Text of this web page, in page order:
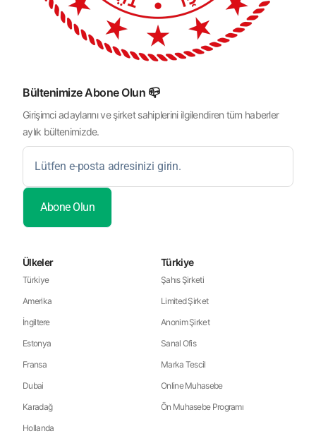
Bültenimize Abone Olun 📪
Girişimci adaylarını ve şirket sahiplerini ilgilendiren tüm haberler
aylık bültenimizde.
Ülkeler
Türkiye
Amerika
İngiltere
Estonya
Fransa
Dubai
Karadağ
Hollanda
Türkiye
Şahıs Şirketi
Limited Şirket
Anonim Şirket
Sanal Ofis
Marka Tescil
Online Muhasebe
Ön Muhasebe Programı